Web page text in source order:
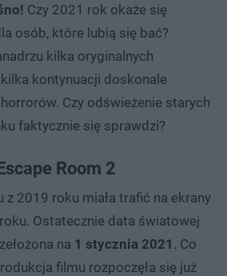
Czy 2021 rok okaże się
osób, które lubią się bać?
kilka oryginalnych
kontynuacji doskonale
Czy odświeżenie starych
faktycznie się sprawdzi?
Room 2
z 2019 roku miała trafić na ekrany
Ostatecznie data światowej
na 1 stycznia 2021 . Co
filmu rozpoczęła się już